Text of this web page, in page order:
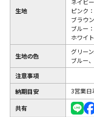
生地
ピンク
ブラウ
ブルー
ホワイ
生地の色
グリー
ブルー
注意事項
納期目安
3営業日
共有